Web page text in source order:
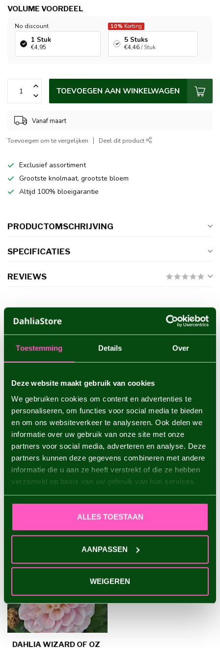
Toestemming Details Over
Deze website maakt gebruik van cookies
We gebruiken cookies om content en advertenties te
personaliseren, om functies voor social media te bieden
en om ons websiteverkeer te analyseren. Ook delen we
informatie over uw gebruik van onze site met onze
partners voor social media, adverteren en analyse. Deze
partners kunnen deze gegevens combineren met andere
informatie die u aan ze heeft verstrekt of die ze hebben
verzameld op basis van uw gebruik van hun services.
ALLES TOESTAAN
AANPASSEN
WEIGEREN
VOLUME VOORDEEL
No discount
1 Stuk
€4,95
10% Korting
5 Stuks
€4,46/ Stuk
TOEVOEGEN AAN WINKELWAGEN
Vanaf maart
Toevoegen om te vergelijken Deel dit product
Exclusief assortiment
Grootste knolmaat, grootste bloem
Altijd 100% bloeigarantie
PRODUCTOMSCHRIJVING
SPECIFICATIES
REVIEWS
Dahlia Bacardi
Dahlia Burlesca €4,95
Dahlia Linda's Baby €4,95
RECENT BEKEKEN
DAHLIA WIZARD OF OZ